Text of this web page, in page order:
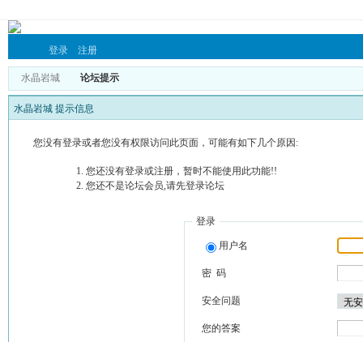
登录 注册
水晶岩城 论坛提示
水晶岩城 提示信息
您没有登录或者您没有权限访问此页面，可能有如下几个原因:
您还没有登录或注册，暂时不能使用此功能!!
您还不是论坛会员,请先登录论坛
登录
用户名
密 码
安全问题
您的答案